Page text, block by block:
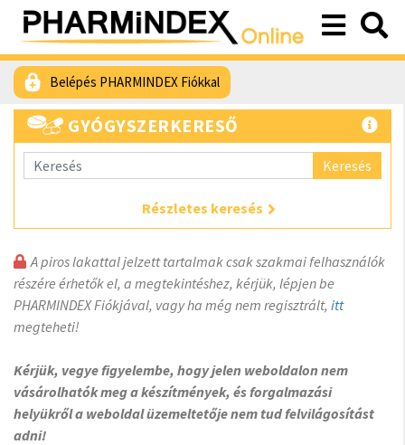
Belépés PHARMINDEX Fiókkal
GYÓGYSZERKERESŐ
Keresés
Részletes keresés
A piros lakattal jelzett tartalmak csak szakmai felhasználók
részére érhetők el, a megtekintéshez, kérjük, lépjen be
PHARMINDEX Fiókjával, vagy ha még nem regisztrált, itt
megteheti!
Kérjük, vegye figyelembe, hogy jelen weboldalon nem
vásárolhatók meg a készítmények, és forgalmazási
helyükről a weboldal üzemeltetője nem tud felvilágosítást
adni!